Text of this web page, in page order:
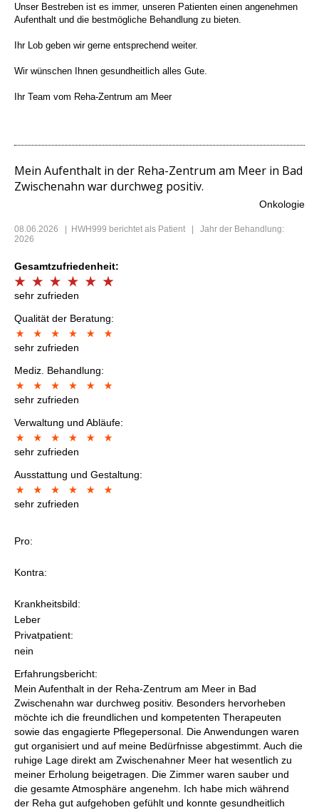
Unser Bestreben ist es immer, unseren Patienten einen angenehmen
Aufenthalt und die bestmögliche Behandlung zu bieten.
Ihr Lob geben wir gerne entsprechend weiter.
Wir wünschen Ihnen gesundheitlich alles Gute.
Ihr Team vom Reha-Zentrum am Meer
Mein Aufenthalt in der Reha-Zentrum am Meer in Bad
Zwischenahn war durchweg positiv.
Onkologie
08.06.2026 HWH999 berichtet als Patient | Jahr der Behandlung:
2026
Gesamtzufriedenheit:
sehr zufrieden
Qualität der Beratung:
sehr zufrieden
Mediz. Behandlung:
sehr zufrieden
Verwaltung und Abläufe:
sehr zufrieden
Ausstattung und Gestaltung:
sehr zufrieden
Pro:
Kontra:
Krankheitsbild:
Leber
Privatpatient:
nein
Erfahrungsbericht:
Mein Aufenthalt in der Reha-Zentrum am Meer in Bad
Zwischenahn war durchweg positiv. Besonders hervorheben
möchte ich die freundlichen und kompetenten Therapeuten
sowie das engagierte Pflegepersonal. Die Anwendungen waren
gut organisiert und auf meine Bedürfnisse abgestimmt. Auch die
ruhige Lage direkt am Zwischenahner Meer hat wesentlich zu
meiner Erholung beigetragen. Die Zimmer waren sauber und
die gesamte Atmosphäre angenehm. Ich habe mich während
der Reha gut aufgehoben gefühlt und konnte gesundheitlich